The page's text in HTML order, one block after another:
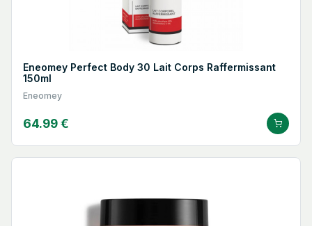
Eneomey Perfect Body 30 Lait Corps Raffermissant
150ml
Eneomey
64.99 €